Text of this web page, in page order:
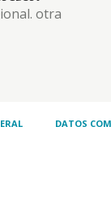
otra
DATOS